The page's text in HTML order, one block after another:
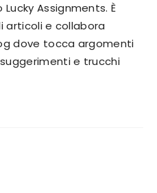
Assignments. È
articoli e collabora
dove tocca argomenti
e trucchi